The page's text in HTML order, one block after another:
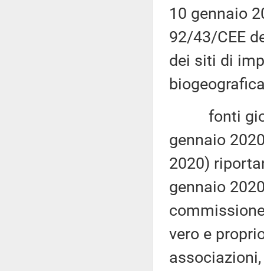
10 gennaio
92/43/CEE
dei siti di
fonti
gennaio
2020)
gennaio
vero e